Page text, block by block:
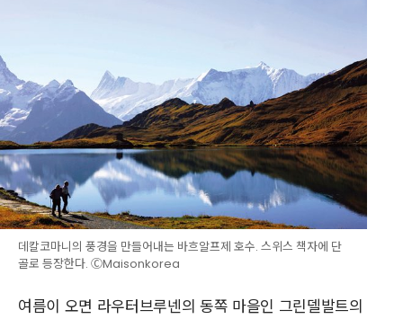
데칼코마니의 풍경을 만들어내는 바흐알프제 호수. 스위스 책자에 단
골로 등장한다. ⒸMaisonkorea
여름이 오면 라우터브루넨의 동쪽 마을인 그린델발트의